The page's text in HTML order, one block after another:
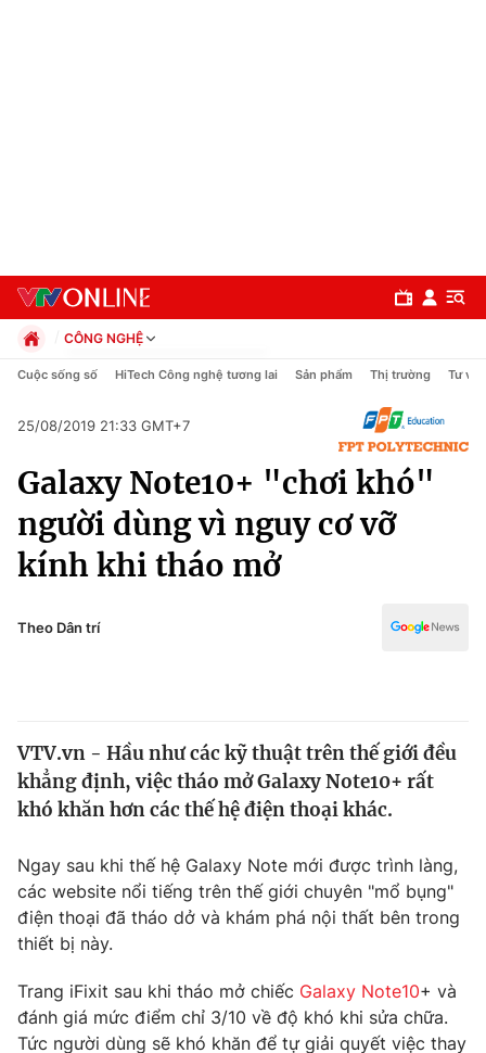
Chính trị
Xã hội
Pháp luật
Thế giới
Tin tức
Câu chuyện quốc tế
Kinh tế
Thị trường
Góc doanh nghiệp
Dữ liệu và đời sống
Truyền hình
Hậu trường
Giải trí
Điện ảnh
CÔNG NGHỆ
Chính trị
Pháp luật
Thể thao
Truyền hình
Văn hóa - Giải trí
Y tế
Công nghệ
Cuộc sống số HiTech Công nghệ tương lai Sản phẩm Thị trường Tư vấn
25/08/2019 21:33 GMT+7
Galaxy Note10+ "chơi khó"
người dùng vì nguy cơ vỡ
kính khi tháo mở
Theo Dân trí
VTV.vn - Hầu như các kỹ thuật trên thế giới đều
khẳng định, việc tháo mở Galaxy Note10+ rất
khó khăn hơn các thế hệ điện thoại khác.
Ngay sau khi thế hệ Galaxy Note mới được trình làng,
các website nổi tiếng trên thế giới chuyên "mổ bụng"
điện thoại đã tháo dở và khám phá nội thất bên trong
thiết bị này.
Trang iFixit sau khi tháo mở chiếc Galaxy Note10+ và
đánh giá mức điểm chỉ 3/10 về độ khó khi sửa chữa.
Tức người dùng sẽ khó khăn để tự giải quyết việc thay